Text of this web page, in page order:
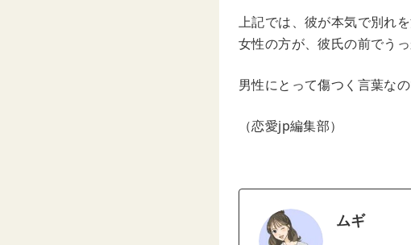
上記では、彼が本気で別れ
女性の方が、彼氏の前でう
男性にとって傷つく言葉な
（恋愛jp編集部）
ムギ